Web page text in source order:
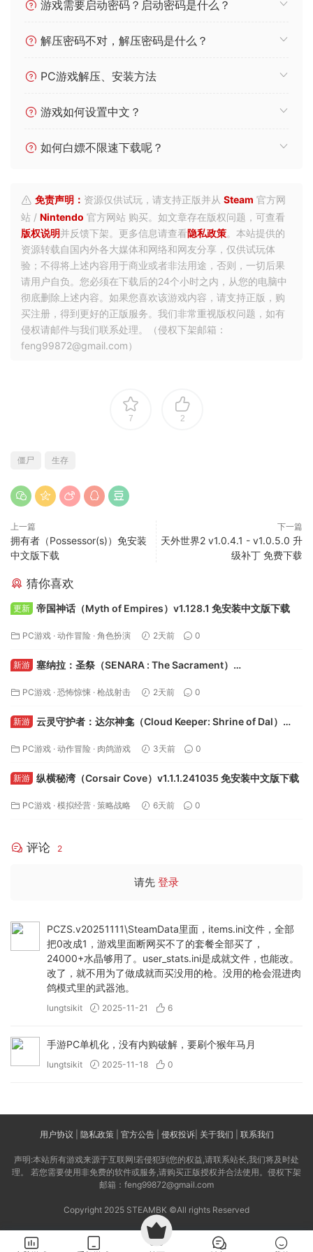
游戏需要启动密码？启动密码是什么？
解压密码不对，解压密码是什么？
PC游戏解压、安装方法
游戏如何设置中文？
如何白嫖不限速下载呢？
免责声明： 资源仅供试玩，请支持正版并从 Steam 官方网
站 / Nintendo 官方网站 购买。如文章存在版权问题，可查看
版权说明并反馈下架。更多信息请查看隐私政策。本站提供的
资源转载自国内外各大媒体和网络和网友分享，仅供试玩体
验；不得将上述内容用于商业或者非法用途，否则，一切后果
请用户自负。您必须在下载后的24个小时之内，从您的电脑中
彻底删除上述内容。如果您喜欢该游戏内容，请支持正版，购
买注册，得到更好的正版服务。我们非常重视版权问题，如有
侵权请邮件与我们联系处理。（侵权下架邮箱：
feng99872@gmail.com）
7 2
僵尸 生存
上一篇
拥有者（Possessor(s)）免安装
中文版下载
下一篇
天外世界2 v1.0.4.1 - v1.0.5.0 升
级补丁 免费下载
猜你喜欢
更新 帝国神话（Myth of Empires）v1.128.1 免安装中文版下载
PC游戏 · 动作冒险 · 角色扮演 2天前 0
新游 塞纳拉：圣祭（SENARA : The Sacrament）
PC游戏 · 恐怖惊悚 · 枪战射击 2天前 0
新游 云灵守护者：达尔神龛（Cloud Keeper: Shrine of Dal）
PC游戏 · 动作冒险 · 肉鸽游戏 3天前 0
新游 纵横秘湾（Corsair Cove）v1.1.1.241035 免安装中文版下载
PC游戏 · 模拟经营 · 策略战略 6天前 0
评论 2
请先 登录
PCZS.v20251111\SteamData里面，items.ini文件，全部
把0改成1，游戏里面断网买不了的套餐全部买了，
24000+水晶够用了。user_stats.ini是成就文件，也能改。
改了，就不用为了做成就而买没用的枪。没用的枪会混进肉
鸽模式里的武器池。
lungtsikit 2025-11-21 6
手游PC单机化，没有内购破解，要刷个猴年马月
lungtsikit 2025-11-18 0
用户协议 隐私政策| 官方公告| 侵权投诉| 关于我们 联系我们
声明:本站所有游戏来源于互联网!若侵犯到您的权益,请联系站长,我们将及时处
理。 若您需要使用非免费的软件或服务,请购买正版授权并合法使用。侵权下架
邮箱：feng99872@gmail.com
Copyright 2025 STEAMBK ©All rights Reserved